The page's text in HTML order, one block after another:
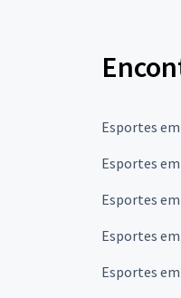
Esportes
Esportes
Esportes
Esportes
Esportes